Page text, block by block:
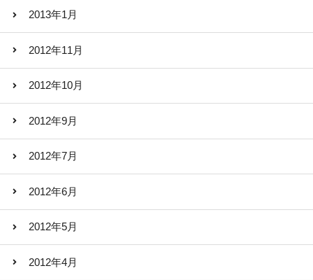
2013年1月
2012年11月
2012年10月
2012年9月
2012年7月
2012年6月
2012年5月
2012年4月